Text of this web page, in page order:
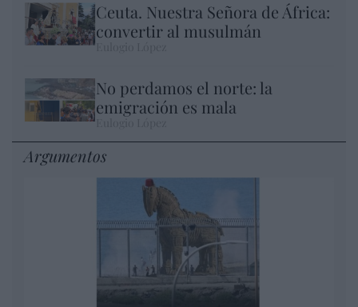
Ceuta. Nuestra Señora de África:
convertir al musulmán
No perdamos el norte: la
emigración es mala
Argumentos